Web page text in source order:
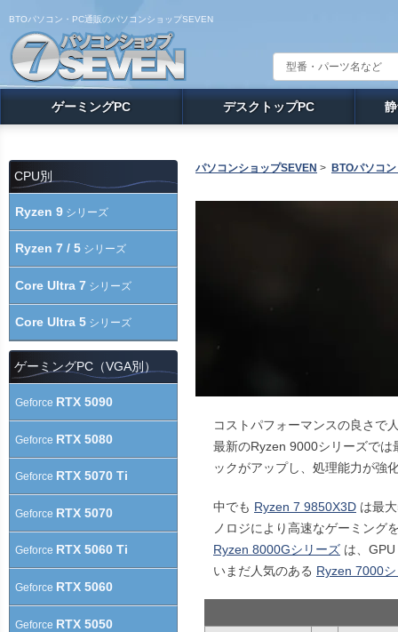
BTOパソコン・PC通販のパソコンショップSEVEN
ゲーミングPC デスクトップPC
パソコンショップSEVEN > BTOパソコ
コストパフォーマンスの良さで
最新のRyzen 9000シリーズで
ックがアップし、処理能力が強
中でも Ryzen 7 9850X3D は最
ノロジにより高速なゲーミング
Ryzen 8000Gシリーズ は、
いまだ人気のある Ryzen 7000
CPU別
Ryzen 9 シリーズ
Ryzen 7 / 5 シリーズ
Core Ultra 7 シリーズ
Core Ultra 5 シリーズ
ゲーミングPC（VGA別）
Geforce RTX 5090
Geforce RTX 5080
Geforce RTX 5070 Ti
Geforce RTX 5070
Geforce RTX 5060 Ti
Geforce RTX 5060
Geforce RTX 5050